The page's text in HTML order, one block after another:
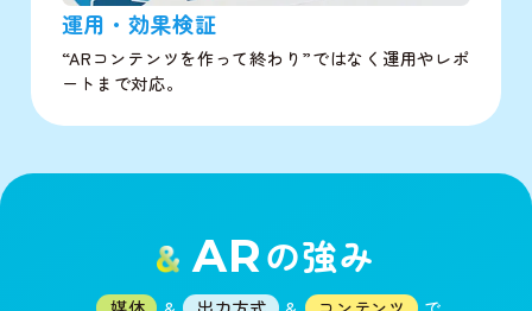
運用・効果検証
“ARコンテンツを作って終わり”ではなく運用やレポ
ートまで対応。
ARの強み